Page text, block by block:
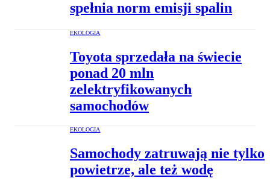
spełnia norm emisji spalin
EKOLOGIA
Toyota sprzedała na świecie
ponad 20 mln
zelektryfikowanych
samochodów
EKOLOGIA
Samochody zatruwają nie tylko
powietrze, ale też wodę